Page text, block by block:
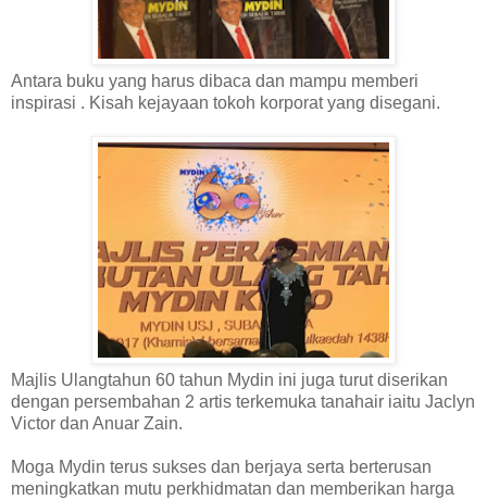
Antara buku yang harus dibaca dan mampu memberi
inspirasi . Kisah kejayaan tokoh korporat yang disegani.
Majlis Ulangtahun 60 tahun Mydin ini juga turut diserikan
dengan persembahan 2 artis terkemuka tanahair iaitu Jaclyn
Victor dan Anuar Zain.
Moga Mydin terus sukses dan berjaya serta berterusan
meningkatkan mutu perkhidmatan dan memberikan harga